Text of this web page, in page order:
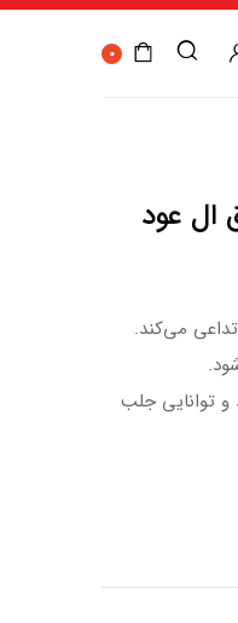
0
می‌کند.
و توانایی جلب